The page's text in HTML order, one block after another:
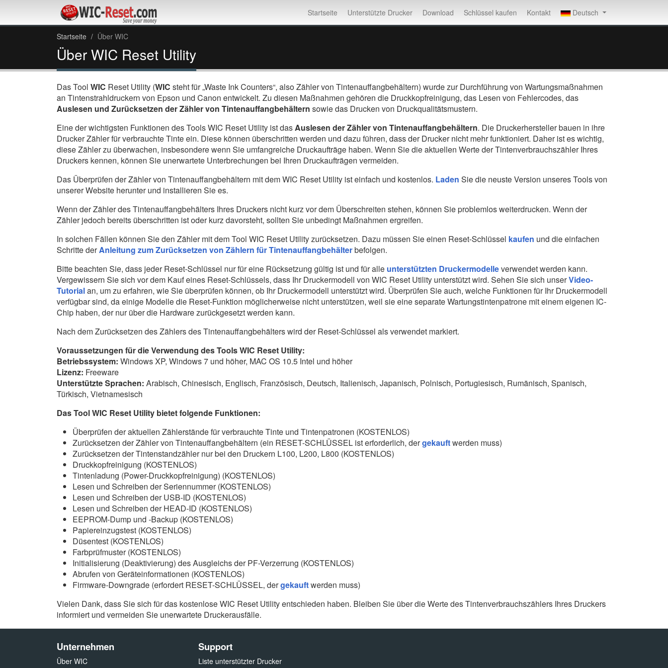
Startseite Unterstützte Drucker Download Schlüssel kaufen Kontakt Deutsch
Startseite Über WIC
Über WIC Reset Utility
Das Tool WIC Reset Utility (WIC steht für „Waste Ink Counters“, also Zähler von Tintenauffangbehältern) wurde zur Durchführung von Wartungsmaßnahmen
an Tintenstrahldruckern von Epson und Canon entwickelt. Zu diesen Maßnahmen gehören die Druckkopfreinigung, das Lesen von Fehlercodes, das
Auslesen und Zurücksetzen der Zähler von Tintenauffangbehältern sowie das Drucken von Druckqualitätsmustern.
Eine der wichtigsten Funktionen des Tools WIC Reset Utility ist dasAuslesen der Zähler von Tintenauffangbehältern. Die Druckerhersteller bauen in ihre
Drucker Zähler für verbrauchte Tinte ein. Diese können überschritten werden und dazu führen, dass der Drucker nicht mehr funktioniert. Daher ist es wichtig,
diese Zähler zu überwachen, insbesondere wenn Sie umfangreiche Druckaufträge haben. Wenn Sie die aktuellen Werte der Tintenverbrauchszähler Ihres
Druckers kennen, können Sie unerwartete Unterbrechungen bei Ihren Druckaufträgen vermeiden.
Das Überprüfen der Zähler von Tintenauffangbehältern mit dem WIC Reset Utility ist einfach und kostenlos. Laden Sie die neuste Version unseres Tools von
unserer Website herunter und installieren Sie es.
Wenn der Zähler des Tintenauffangbehälters Ihres Druckers nicht kurz vor dem Überschreiten stehen, können Sie problemlos weiterdrucken. Wenn der
Zähler jedoch bereits überschritten ist oder kurz davorsteht, sollten Sie unbedingt Maßnahmen ergreifen.
In solchen Fällen können Sie den Zähler mit dem Tool WIC Reset Utility zurücksetzen. Dazu müssen Sie einen Reset-Schlüssel kaufen und die einfachen
Schritte derAnleitung zum Zurücksetzen von Zählern für Tintenauffangbehälterbefolgen.
Bitte beachten Sie, dass jeder Reset-Schlüssel nur für eine Rücksetzung gültig ist und für alle unterstützten Druckermodelleverwendet werden kann.
Vergewissern Sie sich vor dem Kauf eines Reset-Schlüssels, dass Ihr Druckermodell von WIC Reset Utility unterstützt wird. Sehen Sie sich unserVideo-
Tutorialan, um zu erfahren, wie Sie überprüfen können, ob Ihr Druckermodell unterstützt wird. Überprüfen Sie auch, welche Funktionen für Ihr Druckermodell
verfügbar sind, da einige Modelle die Reset-Funktion möglicherweise nicht unterstützen, weil sie eine separate Wartungstintenpatrone mit einem eigenen IC-
Chip haben, der nur über die Hardware zurückgesetzt werden kann.
Nach dem Zurücksetzen des Zählers des Tintenauffangbehälters wird der Reset-Schlüssel als verwendet markiert.
Voraussetzungen für die Verwendung des Tools WIC Reset Utility:
Betriebssystem: Windows XP, Windows 7 und höher, MAC OS 10.5 Intel und höher
Lizenz: Freeware
Unterstützte Sprachen: Arabisch, Chinesisch, Englisch, Französisch, Deutsch, Italienisch, Japanisch, Polnisch, Portugiesisch, Rumänisch, Spanisch,
Türkisch, Vietnamesisch
Das Tool WIC Reset Utility bietet folgende Funktionen:
Überprüfen der aktuellen Zählerstände für verbrauchte Tinte und Tintenpatronen (KOSTENLOS)
Zurücksetzen der Zähler von Tintenauffangbehältern (ein RESET-SCHLÜSSEL ist erforderlich, dergekauftwerden muss)
Zurücksetzen der Tintenstandzähler nur bei den Druckern L100, L200, L800 (KOSTENLOS)
Druckkopfreinigung (KOSTENLOS)
Tintenladung (Power-Druckkopfreinigung) (KOSTENLOS)
Lesen und Schreiben der Seriennummer (KOSTENLOS)
Lesen und Schreiben der USB-ID (KOSTENLOS)
Lesen und Schreiben der HEAD-ID (KOSTENLOS)
EEPROM-Dump und -Backup (KOSTENLOS)
Papiereinzugstest (KOSTENLOS)
Düsentest (KOSTENLOS)
Farbprüfmuster (KOSTENLOS)
Initialisierung (Deaktivierung) des Ausgleichs der PF-Verzerrung (KOSTENLOS)
Abrufen von Geräteinformationen (KOSTENLOS)
Firmware-Downgrade (erfordert RESET-SCHLÜSSEL, dergekauftwerden muss)
Vielen Dank, dass Sie sich für das kostenlose WIC Reset Utility entschieden haben. Bleiben Sie über die Werte des Tintenverbrauchszählers Ihres Druckers
informiert und vermeiden Sie unerwartete Druckerausfälle.
Unternehmen
Über WIC
Support
Liste unterstützter Drucker